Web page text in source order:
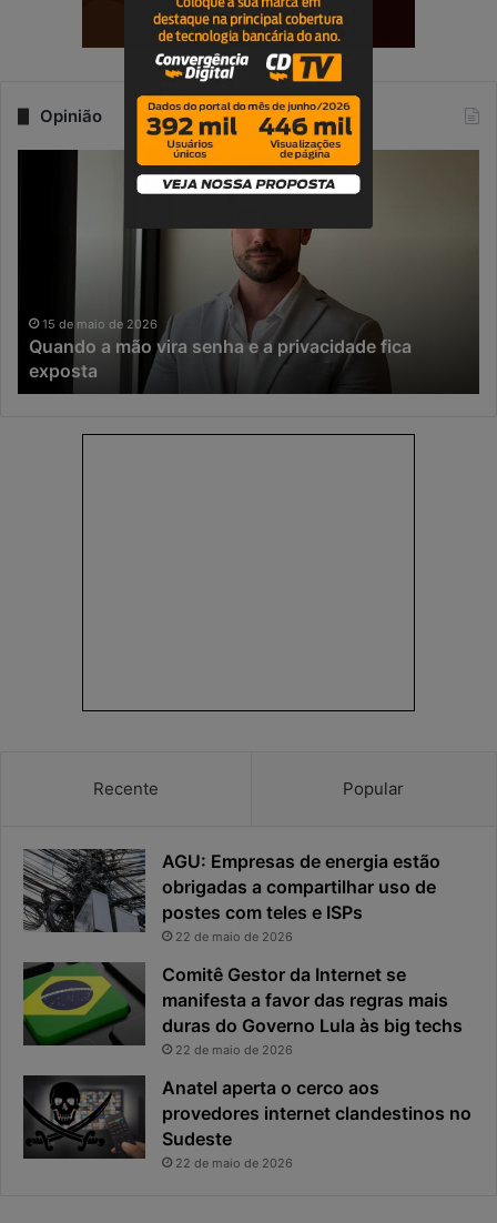
Opinião
privacidade
fica
exposta
15 de maio de 2026
Quando a mão vira senha e a privacidade fica
exposta
Recente Popular
AGU: Empresas de energia estão
obrigadas a compartilhar uso de
postes com teles e ISPs
22 de maio de 2026
Comitê Gestor da Internet se
manifesta a favor das regras mais
duras do Governo Lula às big techs
22 de maio de 2026
Anatel aperta o cerco aos
provedores internet clandestinos no
Sudeste
22 de maio de 2026